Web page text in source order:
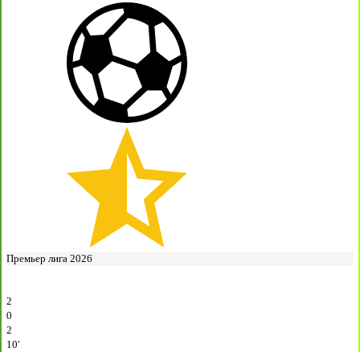
Премьер лига 2026
2
0
2
10′